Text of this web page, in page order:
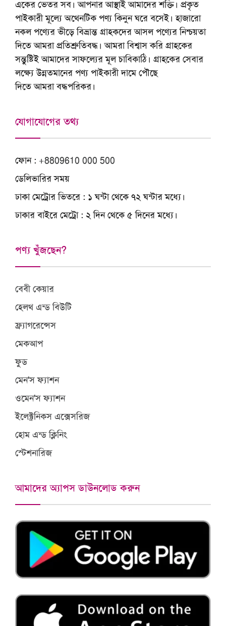
একের ভেতর সব। আপনার আস্থাই আমাদের শক্তি। প্রকৃত
পাইকারী মূল্যে অথেনটিক পণ্য কিনুন ঘরে বসেই। হাজারো
নকল পণ্যের ভীড়ে বিভ্রান্ত গ্রাহকদের আসল পণ্যের নিশ্চয়তা
দিতে আমরা প্রতিশ্রুতিবদ্ধ। আমরা বিশ্বাস করি গ্রাহকের
সন্তুষ্টিই আমাদের সাফল্যের মূল চাবিকাঠি। গ্রাহকের সেবার
লক্ষ্যে উন্নতমানের পণ্য পাইকারী দামে পৌছে
দিতে আমরা বদ্ধপরিকর।
যোগাযোগের তথ্য
ফোন : +8809610 000 500
ডেলিভারির সময়
ঢাকা মেট্রোর ভিতরে : ১ ঘন্টা থেকে ৭২ ঘন্টার মধ্যে।
ঢাকার বাইরে মেট্রো: ২ দিন থেকে ৫ দিনের মধ্যে।
পণ্য খুঁজছেন?
বেবী কেয়ার
হেলথ এন্ড বিউটি
ফ্র্যাগরেন্সেস
মেকআপ
ফুড
মেন'স ফ্যাশন
ওমেন'স ফ্যাশন
ইলেক্ট্রনিকস এক্সেসরিজ
হোম এন্ড ক্লিনিং
স্টেশনারিজ
আমাদের অ্যাপস ডাউনলোড করুন